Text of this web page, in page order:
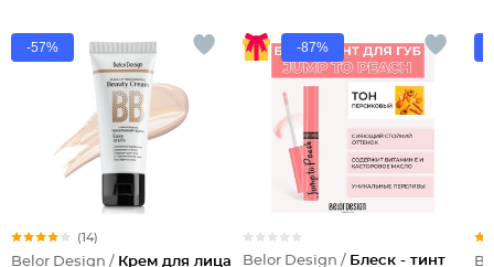
-57%
(14)
Belor Design / Крем для лица
-87%
Belor Design / Блеск - тинт